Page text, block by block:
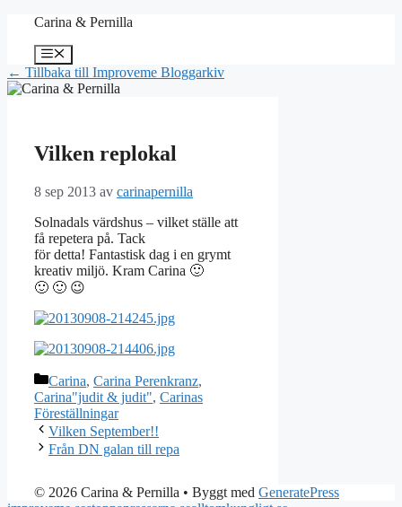
Hoppa
innehåll
Carina & Pernilla
Meny
← Tillbaka till Improveme Bloggarkiv
Vilken replokal
8 sep 2013 av carinapernilla
Solnadals värdshus – vilket ställe att
få repetera på. Tack
för detta! Fantastisk dag i en grymt
kreativ miljö. Kram Carina 🙂
🙂 🙂 😉
Kategorier
Carina, Carina Perenkranz,
Carina"judit & judit", Carinas
Föreställningar
Vilken September!!
Från DN galan till repa
© 2026 Carina & Pernilla • Byggt med GeneratePress